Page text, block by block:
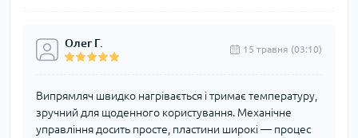
Олег Г. 15 травня (03:10)
Випрямляч швидко нагрівається і тримає температуру,
зручний для щоденного користування. Механічне
управління досить просте, пластини широкі — процес